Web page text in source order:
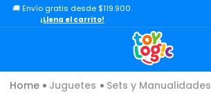
🚚 Envío gratis desde $119.900.
¡Llena el carrito!
Juguetes Sets y Manualidades
TÉRMINOS MÁS BUSCADOS
3.
carro